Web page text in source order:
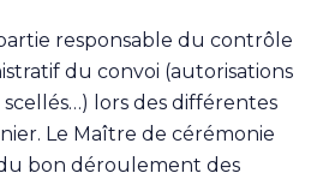
responsable du contrôle
du convoi (autorisations
scellés…) lors des différentes
Le Maître de cérémonie
bon déroulement des